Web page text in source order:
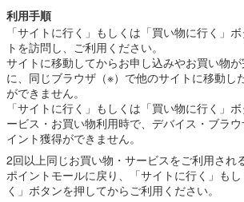
利用手順
「サイトに行く」もしくは「買い物に行く」
トを訪問し、ご利用ください。
サイトに移動してからお申し込みやお買い物
に、同じブラウザ（※）で他のサイトに移動し
ができません。
「サイトに行く」もしくは「買い物に行く」
ービス・お買い物利用時で、デバイス・ブラ
イント獲得ができません。
2回以上同じお買い物・サービスをご利用され
ポイントモールに戻り、「サイトに行く」も
く」ボタンを押してからご利用ください。